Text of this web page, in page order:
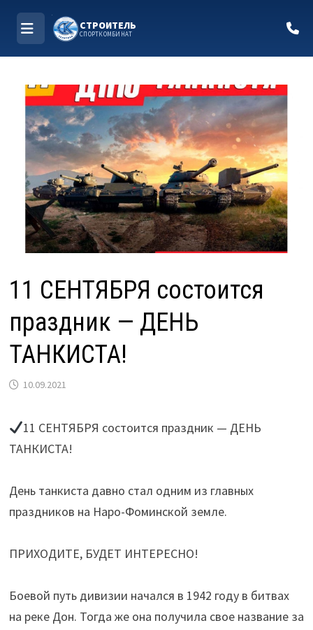
содержимому
МЕНЮ
СТРОИТЕЛЬ
СПОРТКОМБИНАТ
11 СЕНТЯБРЯ состоится
праздник — ДЕНЬ
ТАНКИСТА!
10.09.2021
11 СЕНТЯБРЯ состоится праздник — ДЕНЬ
ТАНКИСТА!
День танкиста давно стал одним из главных
праздников на Наро-Фоминской земле.
ПРИХОДИТЕ, БУДЕТ ИНТЕРЕСНО!
Боевой путь дивизии начался в 1942 году в битвах
на реке Дон. Тогда же она получила свое название за